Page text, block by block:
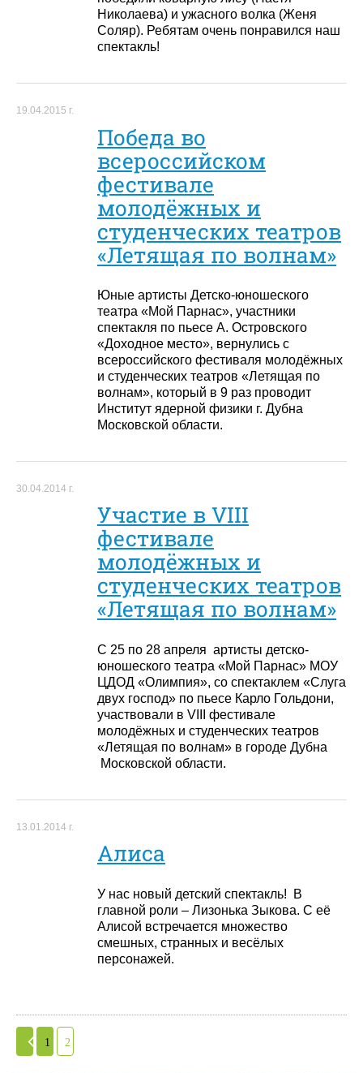
Николаева) и ужасного волка (Женя
Соляр). Ребятам очень понравился наш
спектакль!
19.04.2015 г.
Победа во
всероссийском
фестивале
молодёжных и
студенческих театров
«Летящая по волнам»
Юные артисты Детско-юношеского
театра «Мой Парнас», участники
спектакля по пьесе А. Островского
«Доходное место», вернулись с
всероссийского фестиваля молодёжных
и студенческих театров «Летящая по
волнам», который в 9 раз проводит
Институт ядерной физики г. Дубна
Московской области.
30.04.2014 г.
Участие в VIII
фестивале
молодёжных и
студенческих театров
«Летящая по волнам»
С 25 по 28 апреля артисты детско-
юношеского театра «Мой Парнас» МОУ
ЦДОД «Олимпия», со спектаклем «Слуга
двух господ» по пьесе Карло Гольдони,
участвовали в VIII фестивале
молодёжных и студенческих театров
«Летящая по волнам» в городе Дубна
Московской области.
13.01.2014 г.
Алиса
У нас новый детский спектакль! В
главной роли – Лизонька Зыкова. С её
Алисой встречается множество
смешных, странных и весёлых
персонажей.
1 2